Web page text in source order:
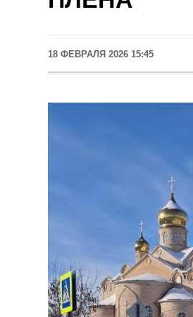
18 ФЕВРАЛЯ 2026 15:45